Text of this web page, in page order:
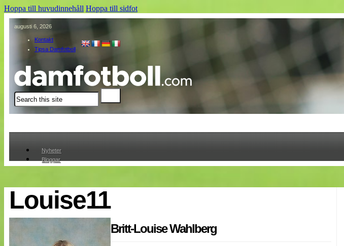
Hoppa till huvudinnehåll Hoppa till sidfot
augusti 6, 2026
Kontakt
Tipsa Damfotboll
Sök
Nyheter
Bloggar
Cuper
Medlemmar
Medlemsbilder
Split vision
Louise11
Britt-Louise Wahlberg